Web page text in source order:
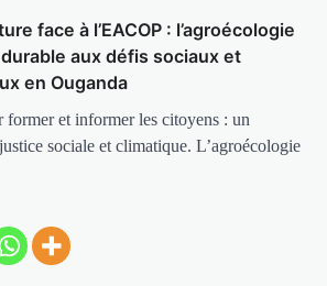
face à l’EACOP : l’agroécologie
aux défis sociaux et
en Ouganda
former et informer les citoyens : un
sociale et climatique. L’agroécologie